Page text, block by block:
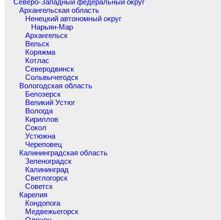
Северо-Западный федеральный округ
Архангельская область
Ненецкий автономный округ
Нарьян-Мар
Архангельск
Вельск
Коряжма
Котлас
Северодвинск
Сольвычегодск
Вологодская область
Белозерск
Великий Устюг
Вологда
Кириллов
Сокол
Устюжна
Череповец
Калининградская область
Зеленоградск
Калининград
Светлогорск
Советск
Карелия
Кондопога
Медвежьегорск